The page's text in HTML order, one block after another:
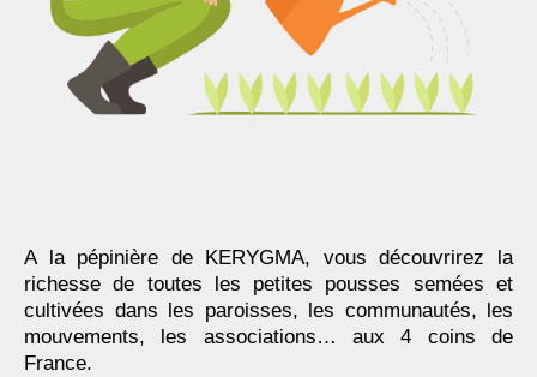
A la pépinière de KERYGMA, vous découvrirez la
richesse de toutes les petites pousses semées et
cultivées dans les paroisses, les communautés, les
mouvements, les associations… aux 4 coins de
France.